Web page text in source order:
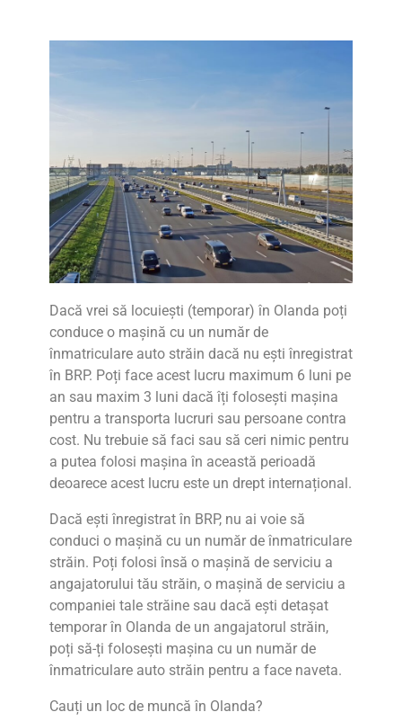
Dacă vrei să locuiești (temporar) în Olanda poți
conduce o mașină cu un număr de
înmatriculare auto străin dacă nu ești înregistrat
în BRP. Poți face acest lucru maximum 6 luni pe
an sau maxim 3 luni dacă îți folosești mașina
pentru a transporta lucruri sau persoane contra
cost. Nu trebuie să faci sau să ceri nimic pentru
a putea folosi mașina în această perioadă
deoarece acest lucru este un drept internațional.
Dacă ești înregistrat în BRP, nu ai voie să
conduci o mașină cu un număr de înmatriculare
străin. Poți folosi însă o mașină de serviciu a
angajatorului tău străin, o mașină de serviciu a
companiei tale străine sau dacă ești detașat
temporar în Olanda de un angajatorul străin,
poți să-ți folosești mașina cu un număr de
înmatriculare auto străin pentru a face naveta.
Cauți un loc de muncă în Olanda?